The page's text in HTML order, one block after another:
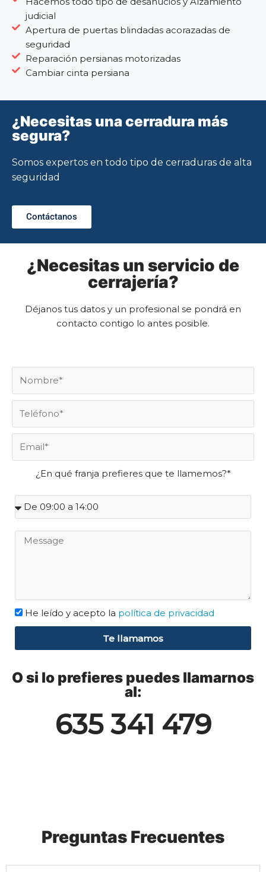
judicial
Apertura de puertas blindadas acorazadas de
seguridad
Reparación persianas motorizadas
Cambiar cinta persiana
¿Necesitas una cerradura más
segura?
Somos expertos en todo tipo de cerraduras de alta
seguridad
Contáctanos
¿Necesitas un servicio de
cerrajería?
Déjanos tus datos y un profesional se pondrá en
contacto contigo lo antes posible.
¿En qué franja prefieres que te llamemos?*
He leído y acepto la política de privacidad
Te llamamos
O si lo prefieres puedes llamarnos
al:
635 341 479
Preguntas Frecuentes